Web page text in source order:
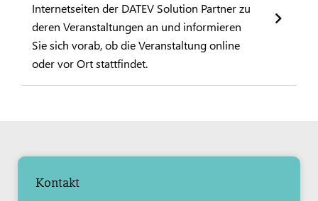
Internetseiten der DATEV Solution Partner zu
deren Veranstaltungen an und informieren
Sie sich vorab, ob die Veranstaltung online
oder vor Ort stattfindet.
Kontakt